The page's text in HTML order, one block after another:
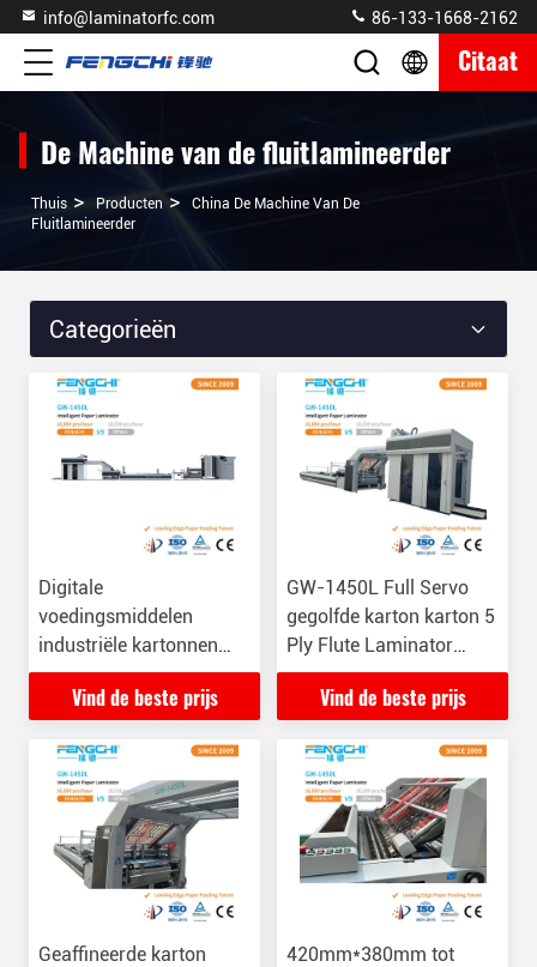
info@laminatorfc.com 86-133-1668-2162
Citaat
De Machine van de fluitlamineerder
Thuis > Producten >
China De Machine Van De
Fluitlamineerder
Categorieën
Digitale
voedingsmiddelen
industriële kartonnen
doos fluit
lamineermachine 26KW
Vind de beste prijs
GW-1450L Full Servo
gegolfde karton karton 5
Ply Flute Laminator
Machine
Vind de beste prijs
Geaffineerde karton
420mm*380mm tot